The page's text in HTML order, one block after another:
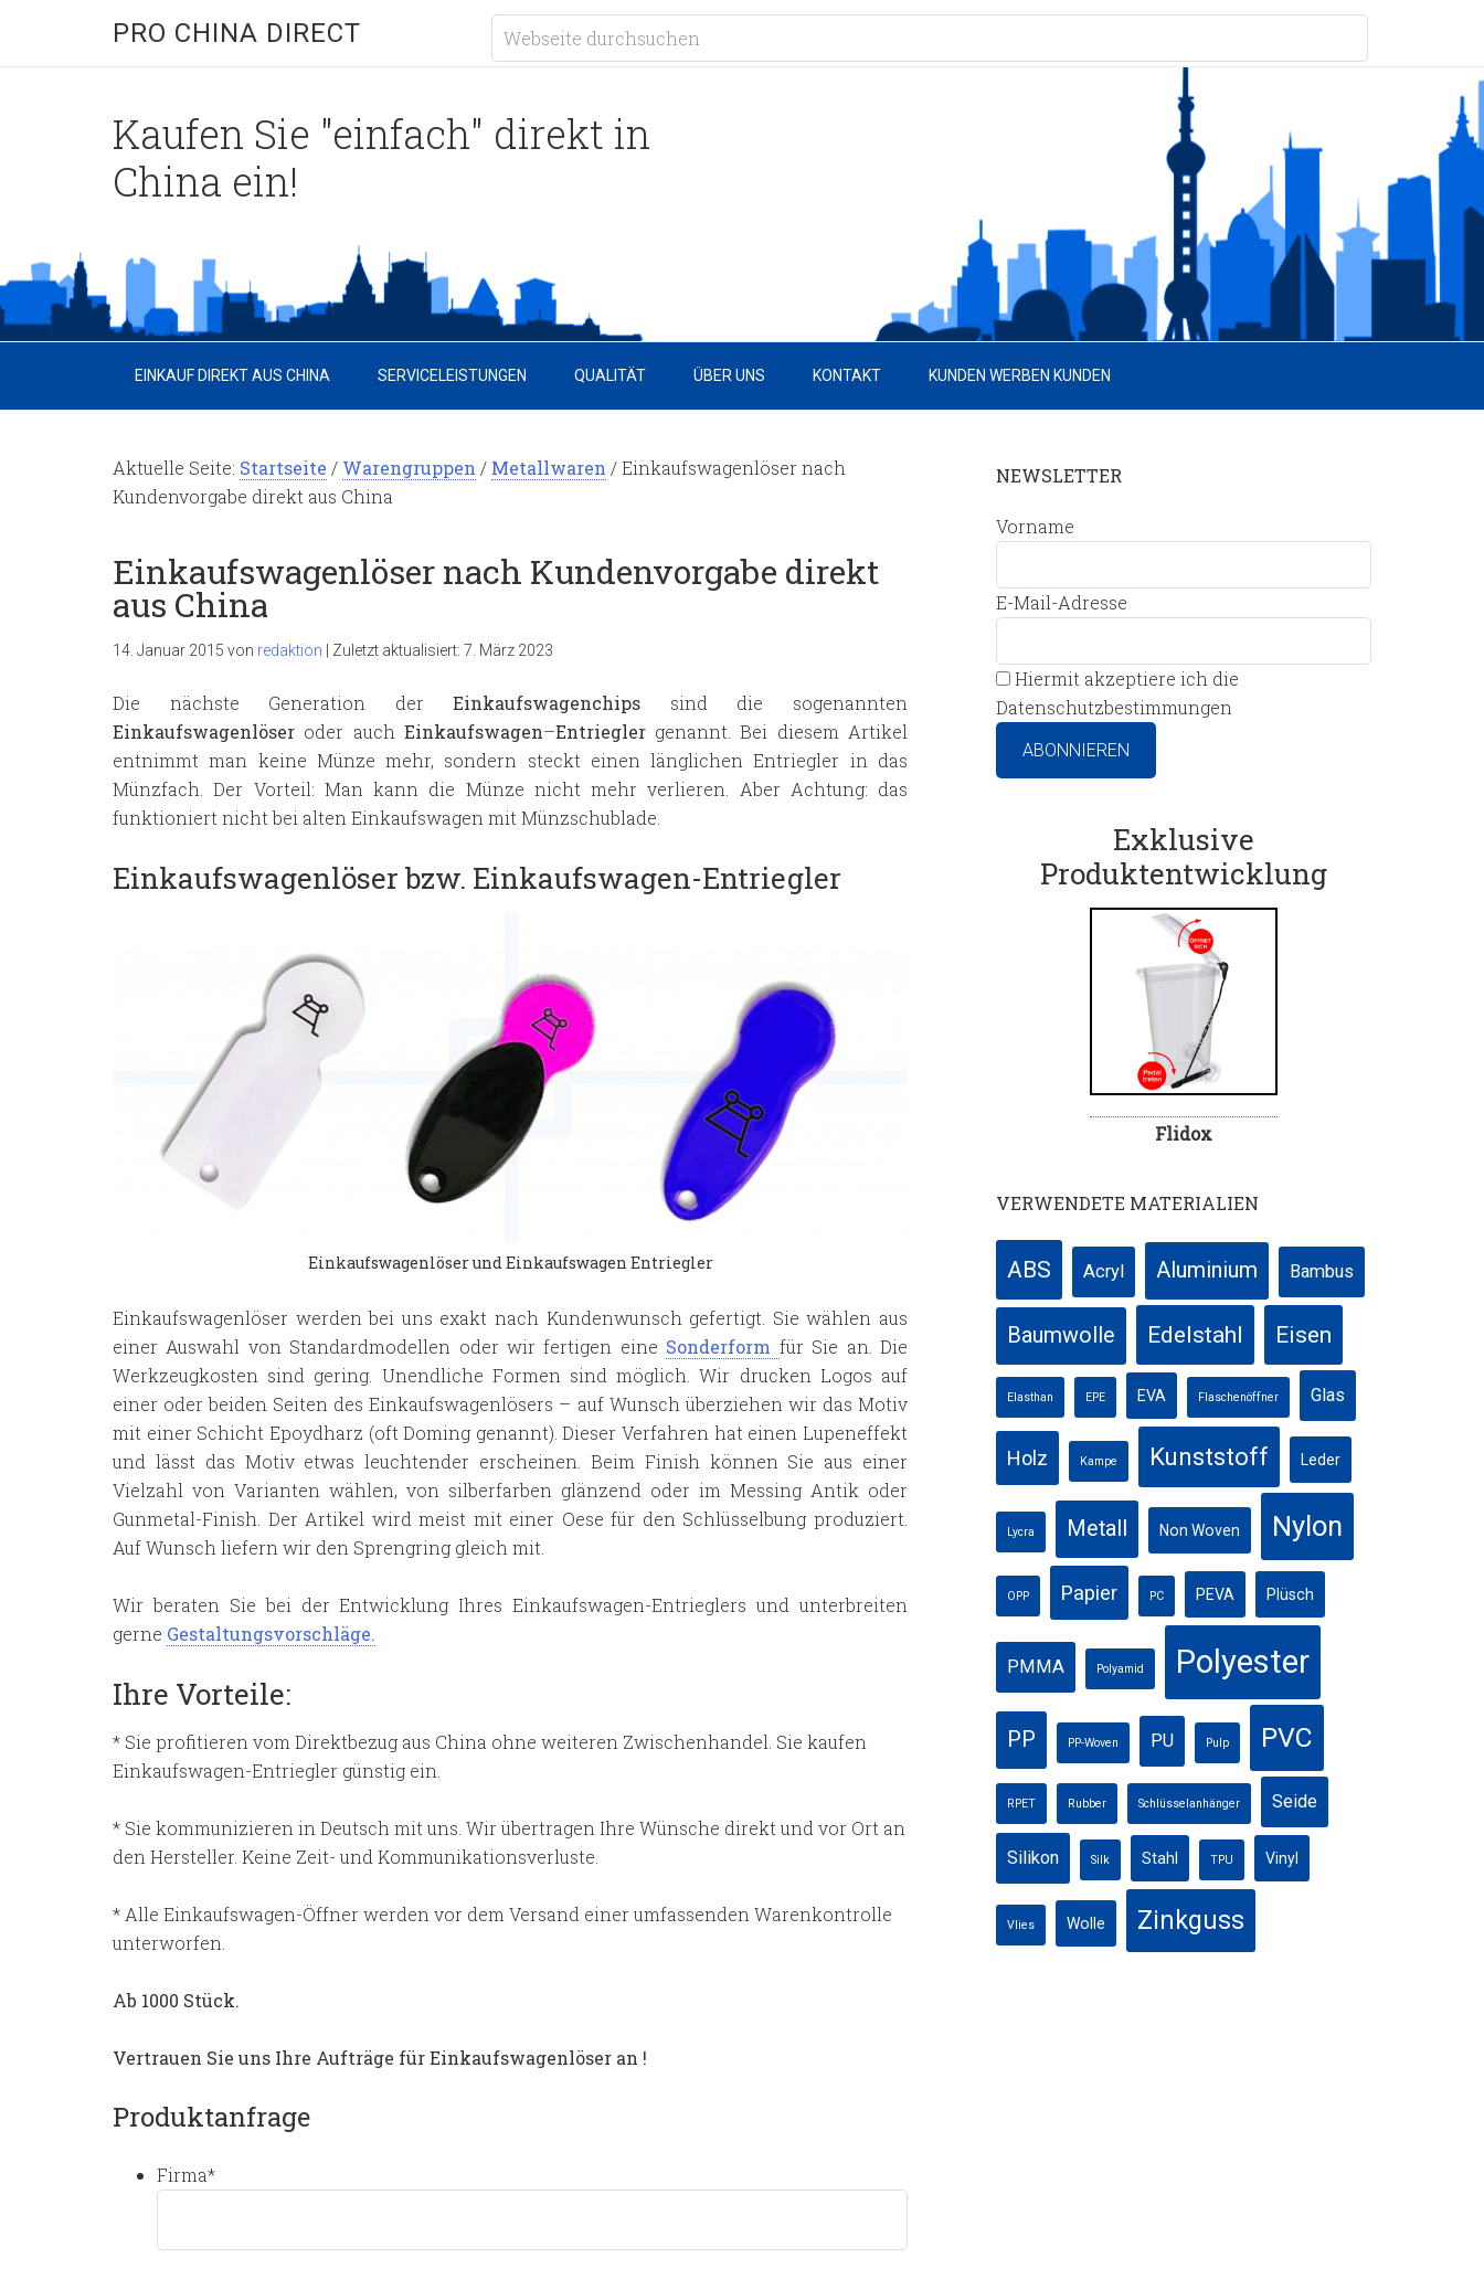
PRO CHINA DIRECT
Kaufen Sie "einfach" direkt in
China ein!
EINKAUF DIREKT AUS CHINA SERVICELEISTUNGEN QUALITÄT ÜBER UNS KONTAKT KUNDEN WERBEN KUNDEN
Aktuelle Seite: Startseite / Warengruppen / Metallwaren /Einkaufswagenlöser nach
Kundenvorgabe direkt aus China
Einkaufswagenlöser nach Kundenvorgabe direkt
aus China
14. Januar 2015 von redaktion Zuletzt aktualisiert: 7. März 2023
Die nächste Generation derEinkaufswagenchips sind die sogenannten
Einkaufswagenlöser oder auch Einkaufswagen–Entrieglergenannt. Bei diesem Artikel
entnimmt man keine Münze mehr, sondern steckt einen länglichen Entriegler in das
Münzfach. Der Vorteil: Man kann die Münze nicht mehr verlieren. Aber Achtung: das
funktioniert nicht bei alten Einkaufswagen mit Münzschublade.
Einkaufswagenlöser bzw. Einkaufswagen-Entriegler
Einkaufswagenlöser und Einkaufswagen Entriegler
Einkaufswagenlöser werden bei uns exakt nach Kundenwunsch gefertigt. Sie wählen aus
einer Auswahl von Standardmodellen oder wir fertigen eine Sonderform für Sie an. Die
Werkzeugkosten sind gering. Unendliche Formen sind möglich. Wir drucken Logos auf
einer oder beiden Seiten des Einkaufswagenlösers – auf Wunsch überziehen wir das Motiv
mit einer Schicht Epoydharz (oft Doming genannt). Dieser Verfahren hat einen Lupeneffekt
und lässt das Motiv etwas leuchtender erscheinen. Beim Finish können Sie aus einer
Vielzahl von Varianten wählen, von silberfarben glänzend oder im Messing Antik oder
Gunmetal-Finish. Der Artikel wird meist mit einer Oese für den Schlüsselbung produziert.
Auf Wunsch liefern wir den Sprengring gleich mit.
Wir beraten Sie bei der Entwicklung Ihres Einkaufswagen-Entrieglers und unterbreiten
gerne Gestaltungsvorschläge.
Ihre Vorteile:
* Sie profitieren vom Direktbezug aus China ohne weiteren Zwischenhandel. Sie kaufen
Einkaufswagen-Entriegler günstig ein.
* Sie kommunizieren in Deutsch mit uns. Wir übertragen Ihre Wünsche direkt und vor Ort an
den Hersteller. Keine Zeit- und Kommunikationsverluste.
* Alle Einkaufswagen-Öffner werden vor dem Versand einer umfassenden Warenkontrolle
unterworfen.
Ab 1000 Stück.
Vertrauen Sie uns Ihre Aufträge für Einkaufswagenlöser an !
Produktanfrage
Firma*
NEWSLETTER
Vorname
E-Mail-Adresse
Hiermit akzeptiere ich die
Datenschutzbestimmungen
Exklusive
Produktentwicklung
Flidox
VERWENDETE MATERIALIEN
ABS Acryl Aluminium Bambus
Baumwolle Edelstahl Eisen
Elasthan EPE EVA Flaschenöffner Glas
Holz Kampe Kunststoff Leder
Lycra Metall Non Woven Nylon
OPP Papier PC PEVA Plüsch
PMMA Polyamid Polyester
PP PP-Woven PU Pulp PVC
RPET Rubber Schlüsselanhänger Seide
Silikon Silk Stahl TPU Vinyl
Vlies Wolle Zinkguss